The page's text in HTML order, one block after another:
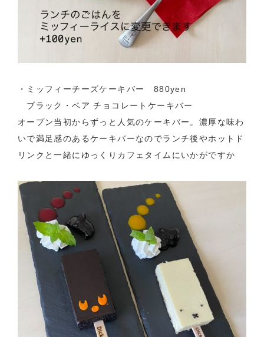
・ミッフィーチーズケーキバー 880yen
ブラック・ベア チョコレートケーキバー
オープン当初からずっと人気のケーキバー。濃厚な味わ
いで満足感のあるケーキバーなのでランチ後やホットド
リンクと一緒にゆっくりカフェタイムにいかがですか